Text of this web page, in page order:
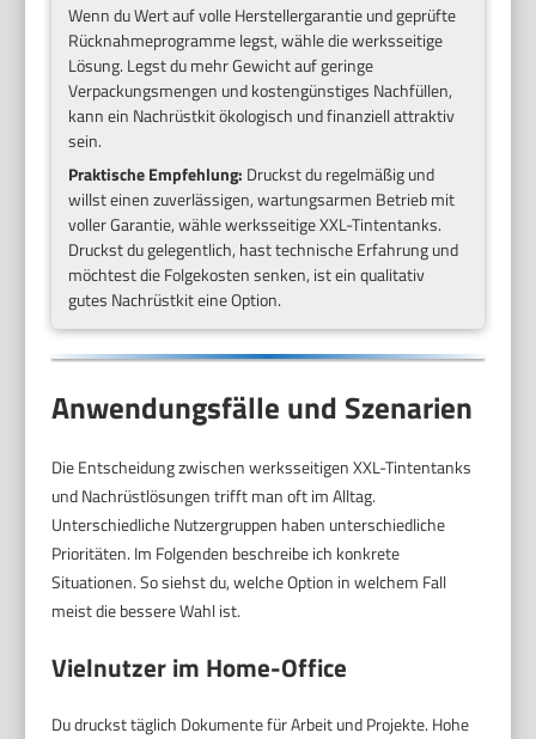
Wenn du Wert auf volle Herstellergarantie und geprüfte
Rücknahmeprogramme legst, wähle die werksseitige
Lösung. Legst du mehr Gewicht auf geringe
Verpackungsmengen und kostengünstiges Nachfüllen,
kann ein Nachrüstkit ökologisch und finanziell attraktiv
sein.
Praktische Empfehlung: Druckst du regelmäßig und
willst einen zuverlässigen, wartungsarmen Betrieb mit
voller Garantie, wähle werksseitige XXL-Tintentanks.
Druckst du gelegentlich, hast technische Erfahrung und
möchtest die Folgekosten senken, ist ein qualitativ
gutes Nachrüstkit eine Option.
Anwendungsfälle und Szenarien
Die Entscheidung zwischen werksseitigen XXL-Tintentanks
und Nachrüstlösungen trifft man oft im Alltag.
Unterschiedliche Nutzergruppen haben unterschiedliche
Prioritäten. Im Folgenden beschreibe ich konkrete
Situationen. So siehst du, welche Option in welchem Fall
meist die bessere Wahl ist.
Vielnutzer im Home-Office
Du druckst täglich Dokumente für Arbeit und Projekte. Hohe